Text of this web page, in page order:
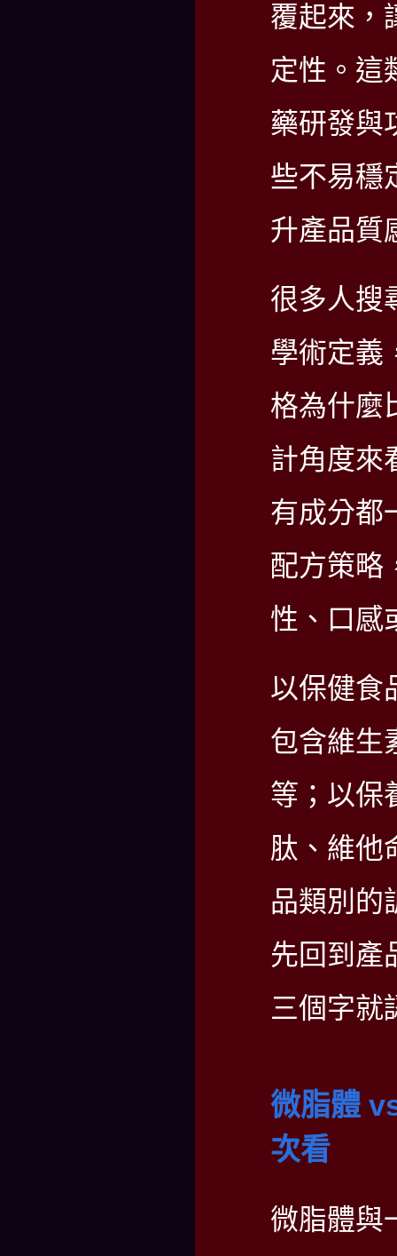
覆起來，
定性。這
藥研發與
些不易穩
升產品質
很多人搜
學術定義
格為什麼
計角度來
有成分都
配方策略
性、口感
以保健食
包含維生
等；以保
肽、維他
品類別的
先回到產
三個字就
微脂體
次看
微脂體與